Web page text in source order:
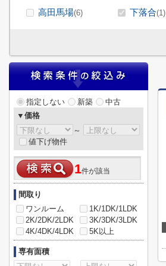
高田馬場(6) 下落合(1)
指定しない 新築
中古
▼価格
～
値下げ物件
1件が該当
間取り
ワンルーム
1K/1DK/1LDK
2K/2DK/2LDK
3K/3DK/3LDK
4K/4DK/4LDK
5K以上
専有面積